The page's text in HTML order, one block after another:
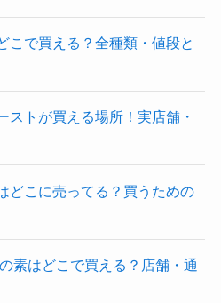
こで買える？全種類・値段と
ストが買える場所！実店舗・
どこに売ってる？買うための
素はどこで買える？店舗・通